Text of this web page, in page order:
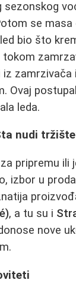
se masa
bio što
iz
Ovaj
leda.
nudi
pripremu ili
izbor u
, a tu su i
nove